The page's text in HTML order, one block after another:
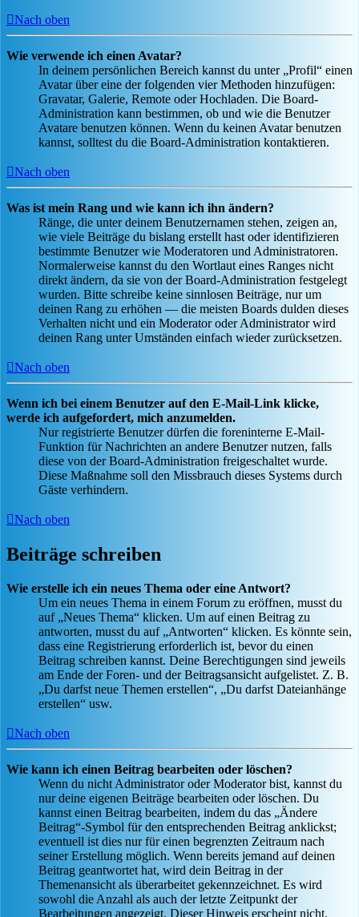
Nach oben
Wie verwende ich einen Avatar?
In deinem persönlichen Bereich kannst du unter „Profil“ einen
Avatar über eine der folgenden vier Methoden hinzufügen:
Gravatar, Galerie, Remote oder Hochladen. Die Board-
Administration kann bestimmen, ob und wie die Benutzer
Avatare benutzen können. Wenn du keinen Avatar benutzen
kannst, solltest du die Board-Administration kontaktieren.
Nach oben
Was ist mein Rang und wie kann ich ihn ändern?
Ränge, die unter deinem Benutzernamen stehen, zeigen an,
wie viele Beiträge du bislang erstellt hast oder identifizieren
bestimmte Benutzer wie Moderatoren und Administratoren.
Normalerweise kannst du den Wortlaut eines Ranges nicht
direkt ändern, da sie von der Board-Administration festgelegt
wurden. Bitte schreibe keine sinnlosen Beiträge, nur um
deinen Rang zu erhöhen — die meisten Boards dulden dieses
Verhalten nicht und ein Moderator oder Administrator wird
deinen Rang unter Umständen einfach wieder zurücksetzen.
Nach oben
Wenn ich bei einem Benutzer auf den E-Mail-Link klicke,
werde ich aufgefordert, mich anzumelden.
Nur registrierte Benutzer dürfen die foreninterne E-Mail-
Funktion für Nachrichten an andere Benutzer nutzen, falls
diese von der Board-Administration freigeschaltet wurde.
Diese Maßnahme soll den Missbrauch dieses Systems durch
Gäste verhindern.
Nach oben
Beiträge schreiben
Wie erstelle ich ein neues Thema oder eine Antwort?
Um ein neues Thema in einem Forum zu eröffnen, musst du
auf „Neues Thema“ klicken. Um auf einen Beitrag zu
antworten, musst du auf „Antworten“ klicken. Es könnte sein,
dass eine Registrierung erforderlich ist, bevor du einen
Beitrag schreiben kannst. Deine Berechtigungen sind jeweils
am Ende der Foren- und der Beitragsansicht aufgelistet. Z. B.
„Du darfst neue Themen erstellen“, „Du darfst Dateianhänge
erstellen“ usw.
Nach oben
Wie kann ich einen Beitrag bearbeiten oder löschen?
Wenn du nicht Administrator oder Moderator bist, kannst du
nur deine eigenen Beiträge bearbeiten oder löschen. Du
kannst einen Beitrag bearbeiten, indem du das „Ändere
Beitrag“-Symbol für den entsprechenden Beitrag anklickst;
eventuell ist dies nur für einen begrenzten Zeitraum nach
seiner Erstellung möglich. Wenn bereits jemand auf deinen
Beitrag geantwortet hat, wird dein Beitrag in der
Themenansicht als überarbeitet gekennzeichnet. Es wird
sowohl die Anzahl als auch der letzte Zeitpunkt der
Bearbeitungen angezeigt. Dieser Hinweis erscheint nicht,